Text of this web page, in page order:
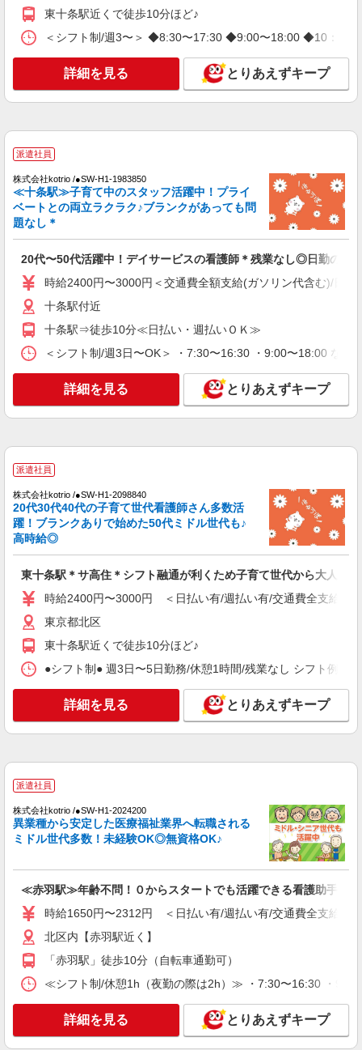
株式会社トラストグロース 新宿本社 第3営業部
特別養護老人ホームでの看護師
時給：准看護師2300円 看護師 2390
円
東京都北区
職業紹介
株式会社kotrio /●SW-S-2080045
十条駅＊病院の看護助手│残業ほぼなし！経験
不問・資格不問◎
【正社員】月給240,000〜400,000円 ・基本
30,000円 ・役職手当：10,000〜70,000円 ・処遇改
善手当：20,000〜60,000円（勤続年数、保有資格
により変動） ・固定残業手当：20,000円（10時
（上記給与とは別に支給） 下記資格をお持ちの方
歓迎 ・認知症介護基礎研修 ・初任者研修 ・実務
東京都北区上十条
キープ
派遣社員
株式会社kotrio /●SW-H1-2098840
東十条駅＊サ高住＊シフト融通が利くため子育
て世代から大人気♪
東京都北区
派遣社員
株式会社kotrio /●SW-H1-2024200
≪赤羽駅≫年齢不問！０からスタートでも活躍
できる看護助手♪
通費全支給(ガソリン代含む)＞
キープ
（株）ウィルオブ・ワークCW 池袋支店/ms130201
病院内の補助staff
キープ 詳細を見る
派遣社員
東十条駅＊日勤のみ/残業なし！健康管理メイ
ンの看護スタッフ
時給2400円〜3000円＜交通費全額支給(ガソリ
ン代含む)/日払い可/週払い可＞
北区【最寄駅：東十条駅】
キープ 詳細を見る
株式会社kotrio /●SW-H1-2001196
東十条駅近くで徒歩10分ほど♪
＜シフト制/週3〜＞ ◆8:30〜17:30 ◆9:00〜18:00 ◆10：00
詳細を見る とりあえずキープ
派遣社員
株式会社kotrio /●SW-H1-1983850
≪十条駅≫子育て中のスタッフ活躍中！プライ
ベートとの両立ラクラク♪ブランクがあっても問
題なし＊
20代〜50代活躍中！デイサービスの看護師＊残業なし◎日勤のみ
時給2400円〜3000円＜交通費全額支給(ガソリン代含む)/日払
十条駅付近
十条駅⇒徒歩10分≪日払い・週払いＯＫ≫
＜シフト制/週3日〜OK＞ ・7:30〜16:30 ・9:00〜18:00 など
詳細を見る とりあえずキープ
派遣社員
株式会社kotrio /●SW-H1-2098840
20代30代40代の子育て世代看護師さん多数活
躍！ブランクありで始めた50代ミドル世代も♪
高時給◎
東十条駅＊サ高住＊シフト融通が利くため子育て世代から大人気♪
時給2400円〜3000円 ＜日払い有/週払い有/交通費全支給(ガ
東京都北区
東十条駅近くで徒歩10分ほど♪
●シフト制● 週3日〜5日勤務/休憩1時間/残業なし シフト例
詳細を見る とりあえずキープ
派遣社員
株式会社kotrio /●SW-H1-2024200
異業種から安定した医療福祉業界へ転職される
ミドル世代多数！未経験OK◎無資格OK♪
≪赤羽駅≫年齢不問！０からスタートでも活躍できる看護助手♪
時給1650円〜2312円 ＜日払い有/週払い有/交通費全支給(ガ
北区内【赤羽駅近く】
「赤羽駅」徒歩10分（自転車通勤可）
≪シフト制/休憩1h（夜勤の際は2h）≫ ・7:30〜16:30 ・
詳細を見る とりあえずキープ